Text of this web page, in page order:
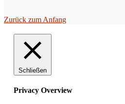
l
Zurück zum Anfang
Schließen
Privacy Overview